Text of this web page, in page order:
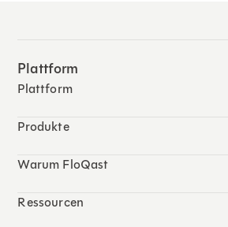
Plattform
Plattform
Produkte
Warum FloQast
Ressourcen